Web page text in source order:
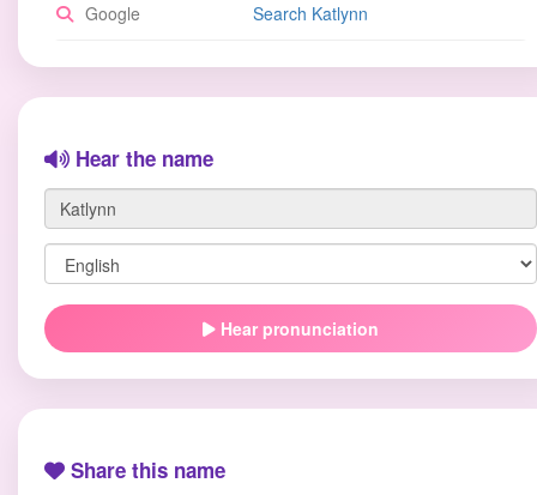
Google Search Katlynn
Hear the name
Hear pronunciation
Share this name